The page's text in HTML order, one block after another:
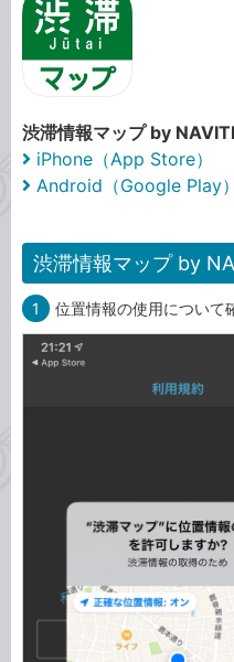
渋滞情報マップ by
iPhone（App Store）
Android（Google Play）
渋滞情報マップ by
1 位置情報の使用について